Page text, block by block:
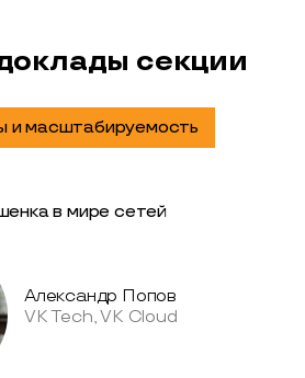
секции
и масштабируемость
в мире сетей
Александр Попов
VK Tech, VK Cloud